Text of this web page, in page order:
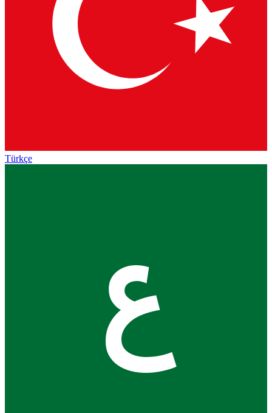
Türkçe
ع